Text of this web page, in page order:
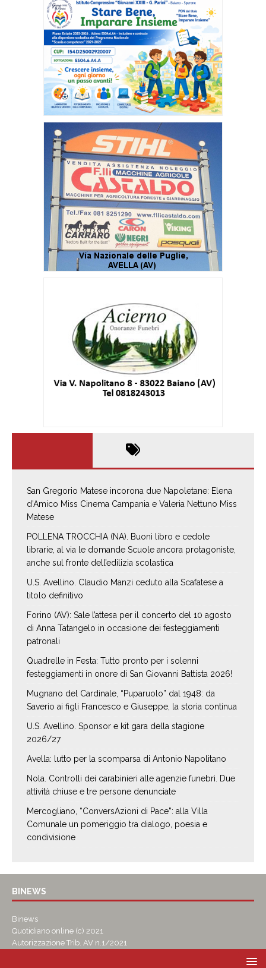
San Gregorio Matese incorona due Napoletane: Elena
d’Amico Miss Cinema Campania e Valeria Nettuno Miss
Matese
POLLENA TROCCHIA (NA). Buoni libro e cedole
librarie, al via le domande Scuole ancora protagoniste,
anche sul fronte dell’edilizia scolastica
U.S. Avellino. Claudio Manzi ceduto alla Scafatese a
titolo definitivo
Forino (AV): Sale l’attesa per il concerto del 10 agosto
di Anna Tatangelo in occasione dei festeggiamenti
patronali
Quadrelle in Festa: Tutto pronto per i solenni
festeggiamenti in onore di San Giovanni Battista 2026!
Mugnano del Cardinale, “Puparuolo” dal 1948: da
Saverio ai figli Francesco e Giuseppe, la storia continua
U.S. Avellino. Sponsor e kit gara della stagione
2026/27
Avella: lutto per la scomparsa di Antonio Napolitano
Nola. Controlli dei carabinieri alle agenzie funebri. Due
attività chiuse e tre persone denunciate
Mercogliano, “ConversAzioni di Pace”: alla Villa
Comunale un pomeriggio tra dialogo, poesia e
condivisione
BINEWS
Binews
Quotidiano online (c) 2021
Autorizzazione Trib. AV n.1/2021